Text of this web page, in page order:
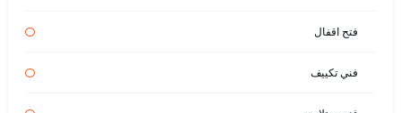
فتح اقفال
فني تكييف